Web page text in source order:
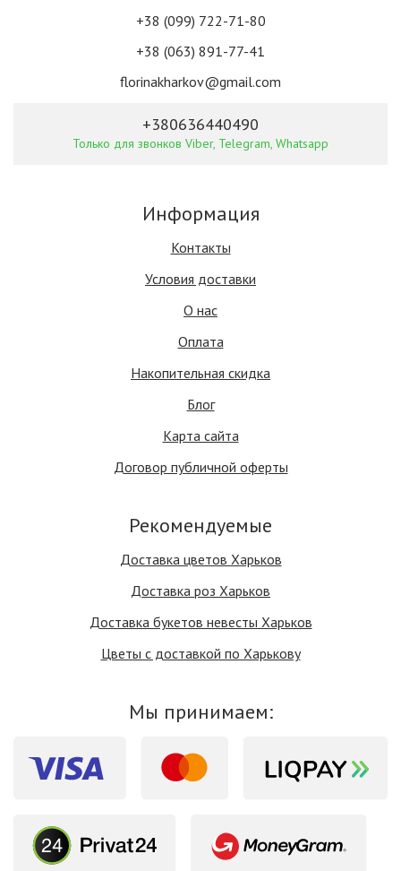
+38 (099) 722-71-80
+38 (063) 891-77-41
florinakharkov@gmail.com
+380636440490
Только для звонков Viber, Telegram, Whatsapp
Информация
Контакты
Условия доставки
О нас
Оплата
Накопительная скидка
Блог
Карта сайта
Договор публичной оферты
Рекомендуемые
Доставка цветов Харьков
Доставка роз Харьков
Доставка букетов невесты Харьков
Цветы с доставкой по Харькову
Мы принимаем: